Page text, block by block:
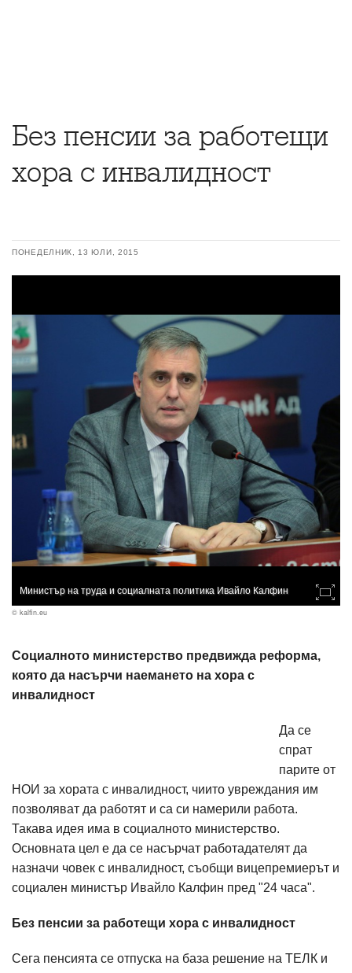
Без пенсии за работещи
хора с инвалидност
ПОНЕДЕЛНИК, 13 ЮЛИ, 2015
Министър на труда и социалната политика Ивайло Калфин
© kalfin.eu
Социалното министерство предвижда реформа,
която да насърчи наемането на хора с
инвалидност
Да се
спрат
парите от
НОИ за хората с инвалидност, чиито увреждания им
позволяват да работят и са си намерили работа.
Такава идея има в социалното министерство.
Основната цел е да се насърчат работадателят да
назначи човек с инвалидност, съобщи вицепремиерът и
социален министър Ивайло Калфин пред "24 часа".
Без пенсии за работещи хора с инвалидност
Сега пенсията се отпуска на база решение на ТЕЛК и